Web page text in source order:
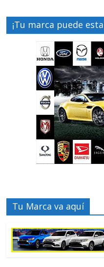
¡Tu marca puede
Tu Marca va aquí